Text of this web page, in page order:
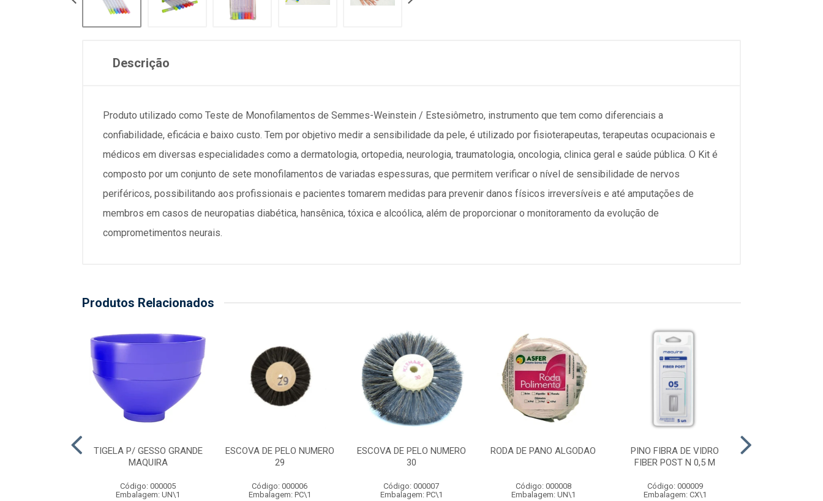
Descrição
Produto utilizado como Teste de Monofilamentos de Semmes-Weinstein / Estesiômetro, instrumento que tem como diferenciais a
confiabilidade, eficácia e baixo custo. Tem por objetivo medir a sensibilidade da pele, é utilizado por fisioterapeutas, terapeutas ocupacionais e
médicos em diversas especialidades como a dermatologia, ortopedia, neurologia, traumatologia, oncologia, clinica geral e saúde pública. O Kit é
composto por um conjunto de sete monofilamentos de variadas espessuras, que permitem verificar o nível de sensibilidade de nervos
periféricos, possibilitando aos profissionais e pacientes tomarem medidas para prevenir danos físicos irreversíveis e até amputações de
membros em casos de neuropatias diabética, hansênica, tóxica e alcoólica, além de proporcionar o monitoramento da evolução de
comprometimentos neurais.
Produtos Relacionados
TIGELA P/ GESSO GRANDE
MAQUIRA
Código: 000005
Embalagem: UN\1
ESCOVA DE PELO NUMERO
29
Código: 000006
Embalagem: PC\1
ESCOVA DE PELO NUMERO
30
Código: 000007
Embalagem: PC\1
RODA DE PANO ALGODAO
Código: 000008
Embalagem: UN\1
PINO FIBRA DE VIDRO
FIBER POST N 0,5 M
Código: 000009
Embalagem: CX\1